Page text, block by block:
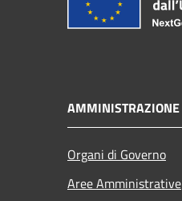
AMMINISTRAZIONE
Organi di Governo
Aree Amministrative